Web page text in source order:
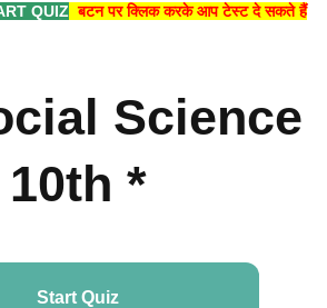
QUIZ बटन पर क्लिक करके आप टेस्ट दे सकते हैं
Science
10th *
Start Quiz